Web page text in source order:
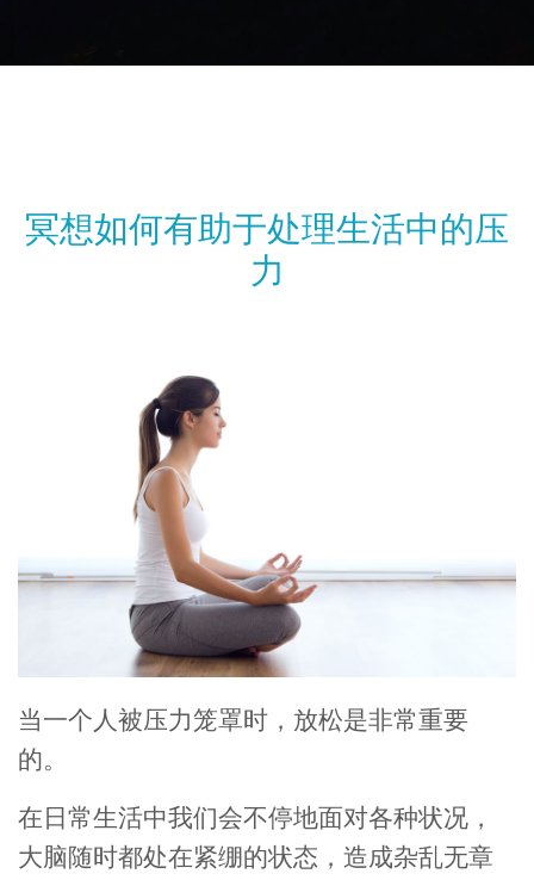
冥想如何有助于处理生活中的压
力
当一个人被压力笼罩时，放松是非常重要
的。
在日常生活中我们会不停地面对各种状况，
大脑随时都处在紧绷的状态，造成杂乱无章